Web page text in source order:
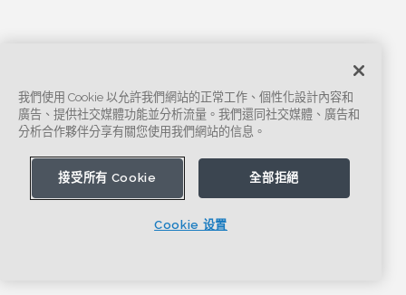
我們使用 Cookie 以允許我們網站的正常工作、個性化設計內容和
廣告、提供社交媒體功能並分析流量。我們還同社交媒體、廣告和
分析合作夥伴分享有關您使用我們網站的信息。
接受所有 Cookie 全部拒絕
Cookie 设置